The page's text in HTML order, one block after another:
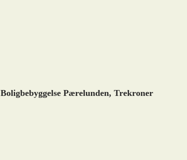
Boligbebyggelse Pærelunden, Trekroner